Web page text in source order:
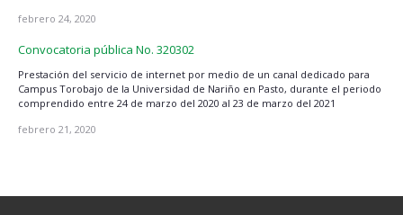
febrero 24, 2020
Convocatoria pública No. 320302
Prestación del servicio de internet por medio de un canal dedicado para
Campus Torobajo de la Universidad de Nariño en Pasto, durante el periodo
comprendido entre 24 de marzo del 2020 al 23 de marzo del 2021
febrero 21, 2020